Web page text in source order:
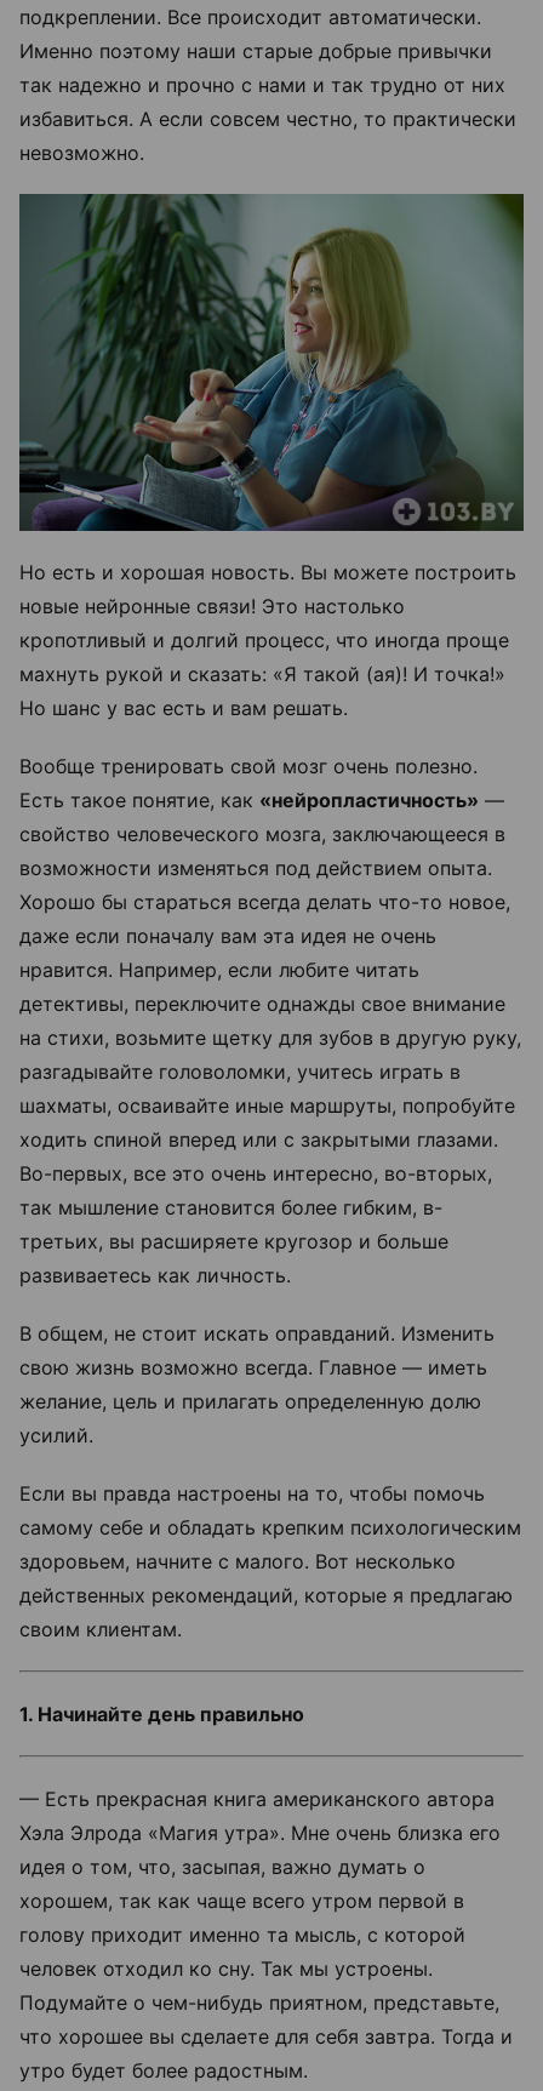
подкреплении. Все происходит автоматически.
Именно поэтому наши старые добрые привычки
так надежно и прочно с нами и так трудно от них
избавиться. А если совсем честно, то практически
невозможно.
Но есть и хорошая новость. Вы можете построить
новые нейронные связи! Это настолько
кропотливый и долгий процесс, что иногда проще
махнуть рукой и сказать: «Я такой (ая)! И точка!»
Но шанс у вас есть и вам решать.
Вообще тренировать свой мозг очень полезно.
Есть такое понятие, как «нейропластичность» —
свойство человеческого мозга, заключающееся в
возможности изменяться под действием опыта.
Хорошо бы стараться всегда делать что-то новое,
даже если поначалу вам эта идея не очень
нравится. Например, если любите читать
детективы, переключите однажды свое внимание
на стихи, возьмите щетку для зубов в другую руку,
разгадывайте головоломки, учитесь играть в
шахматы, осваивайте иные маршруты, попробуйте
ходить спиной вперед или с закрытыми глазами.
Во-первых, все это очень интересно, во-вторых,
так мышление становится более гибким, в-
третьих, вы расширяете кругозор и больше
развиваетесь как личность.
В общем, не стоит искать оправданий. Изменить
свою жизнь возможно всегда. Главное — иметь
желание, цель и прилагать определенную долю
усилий.
Если вы правда настроены на то, чтобы помочь
самому себе и обладать крепким психологическим
здоровьем, начните с малого. Вот несколько
действенных рекомендаций, которые я предлагаю
своим клиентам.
1. Начинайте день правильно
— Есть прекрасная книга американского автора
Хэла Элрода «Магия утра». Мне очень близка его
идея о том, что, засыпая, важно думать о
хорошем, так как чаще всего утром первой в
голову приходит именно та мысль, с которой
человек отходил ко сну. Так мы устроены.
Подумайте о чем-нибудь приятном, представьте,
что хорошее вы сделаете для себя завтра. Тогда и
утро будет более радостным.